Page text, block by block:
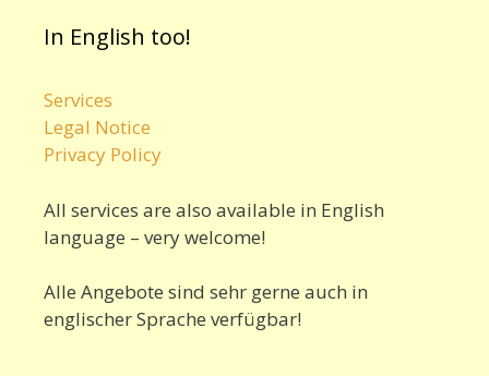
In English too!
Services
Legal Notice
Privacy Policy
All services are also available in English
language – very welcome!
Alle Angebote sind sehr gerne auch in
englischer Sprache verfügbar!